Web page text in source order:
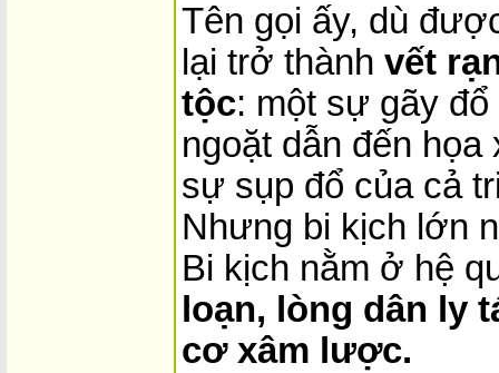
Tên gọi ấy, dù
lại trở thành vết
tộc: một sự gãy
ngoặt dẫn đến
sự sụp đổ của cả
Nhưng bi kịch lớn
Bi kịch nằm ở hệ
loạn, lòng dân ly
cơ xâm lược.